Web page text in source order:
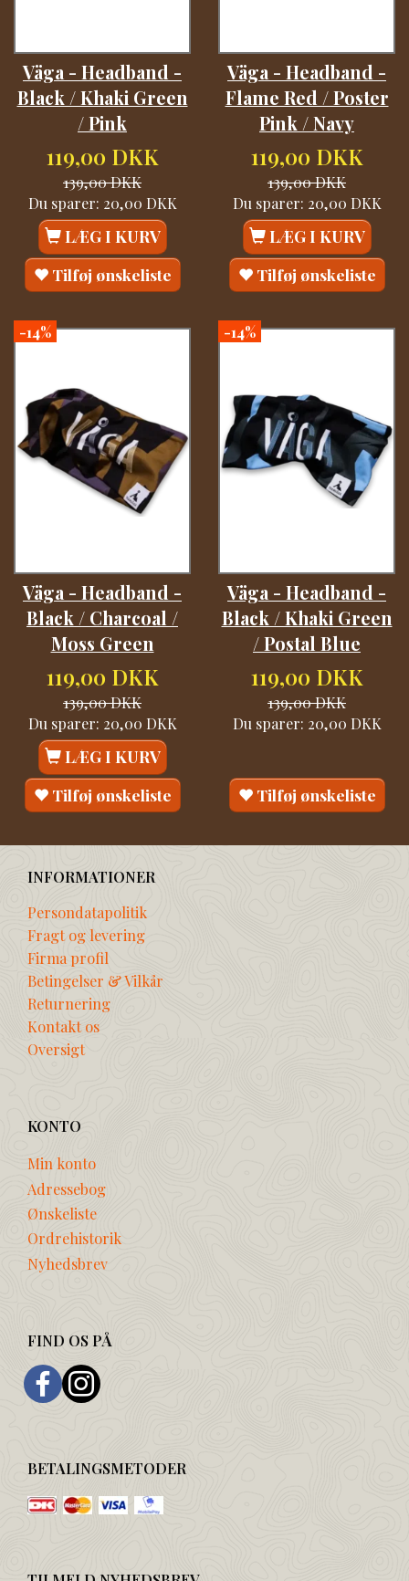
Väga - Headband -
Black / Khaki Green
/ Pink
119,00 DKK
139,00 DKK
Du sparer: 20,00 DKK
LÆG I KURV
Tilføj ønskeliste
Väga - Headband -
Flame Red / Poster
Pink / Navy
119,00 DKK
139,00 DKK
Du sparer: 20,00 DKK
LÆG I KURV
Tilføj ønskeliste
-14%
Väga - Headband -
Black / Charcoal /
Moss Green
119,00 DKK
139,00 DKK
Du sparer: 20,00 DKK
LÆG I KURV
Tilføj ønskeliste
-14%
Väga - Headband -
Black / Khaki Green
/ Postal Blue
119,00 DKK
139,00 DKK
Du sparer: 20,00 DKK
Tilføj ønskeliste
INFORMATIONER
Persondatapolitik
Fragt og levering
Firma profil
Betingelser & Vilkår
Returnering
Kontakt os
Oversigt
KONTO
Min konto
Adressebog
Ønskeliste
Ordrehistorik
Nyhedsbrev
FIND OS PÅ
BETALINGSMETODER